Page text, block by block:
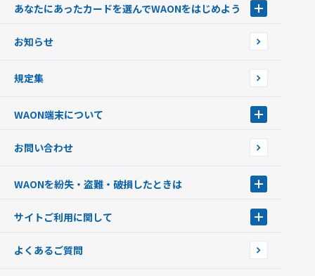
あなたにあったカードを選んでWAONをはじめよう
フードバンク応援WAON
ご当地WAON
G.G WAON
WAONカード・WAONカードプラス
モバイルWAON
提携WAONカード
お知らせ
規定集
WAON端末について
WAONネットステーション
新型WAONステーション
WAONチャージャーmini
お問い合わせ
WAONを紛失・盗難・破損したときは
WAONカードの拾得について
サイトご利用に関して
企業情報
よくあるご質問